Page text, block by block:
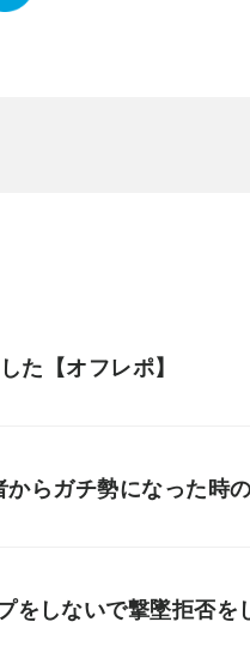
た【オフレポ】
からガチ勢になった時
をしないで撃墜拒否を